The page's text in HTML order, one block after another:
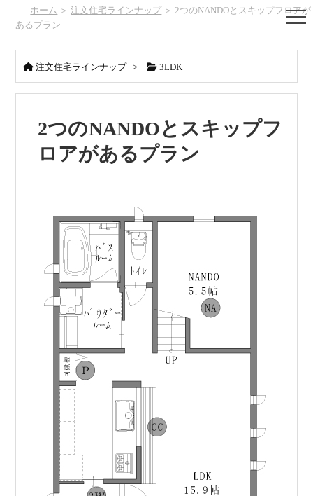
ホーム ＞注文住宅ラインナップ＞ 2つのNANDOとスキップフロアが
あるプラン
注文住宅ラインナップ > 3LDK
2つのNANDOとスキップフ
ロアがあるプラン